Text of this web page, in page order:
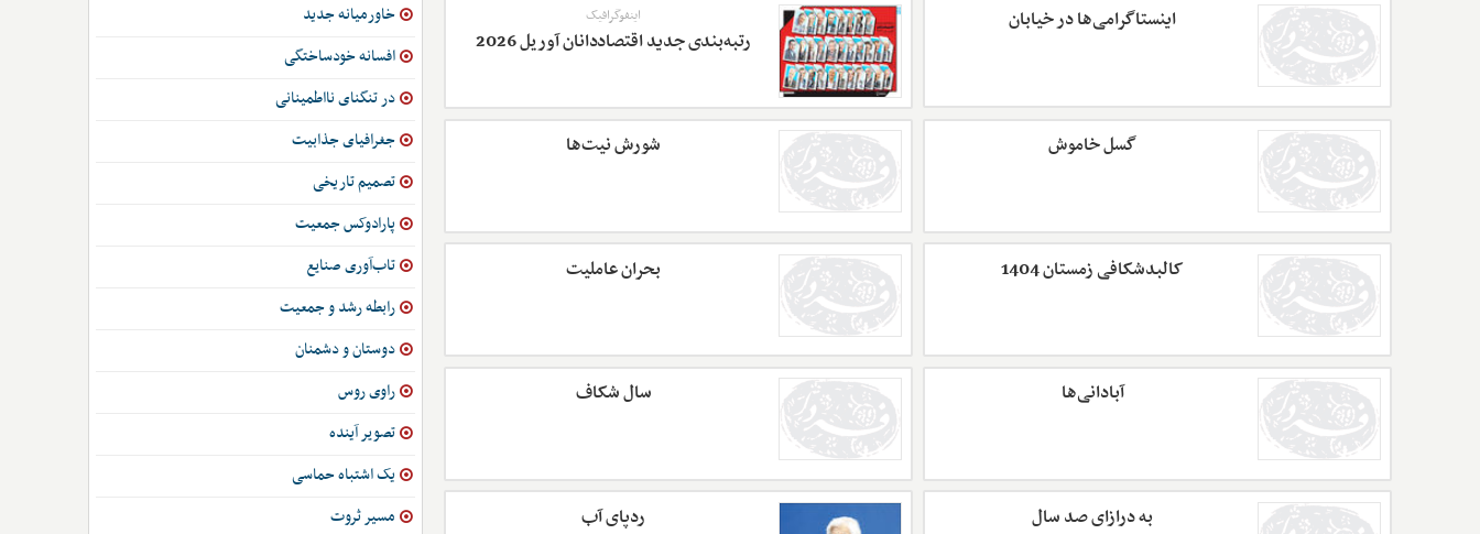
اینستاگرامی‌ها در خیابان اینفوگرافیک
رتبه‌بندی جدید اقتصاددانان آوریل 2026
گسل خاموش شورش نیت‌ها
کالبدشکافی زمستان 1404 بحران عاملیت
آبادانی‌ها سال شکاف
به درازای صد سال ردپای آب
خاورمیانه جدید
افسانه خودساختگی
در تنگنای نااطمینانی
جغرافیای جذابیت
تصمیم تاریخی
پارادوکس جمعیت
تاب‌آوری صنایع
رابطه رشد و جمعیت
دوستان و دشمنان
راوی روس
تصویر آینده
یک اشتباه حماسی
مسیر ثروت